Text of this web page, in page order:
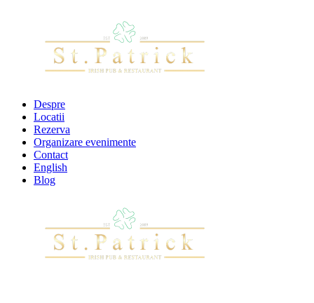
Despre
Locatii
Rezerva
Organizare evenimente
Contact
English
Blog